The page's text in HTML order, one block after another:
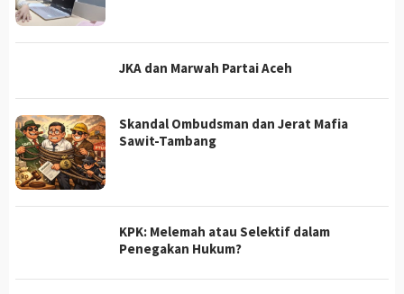
JKA dan Marwah Partai Aceh
Skandal Ombudsman dan Jerat Mafia
Sawit-Tambang
KPK: Melemah atau Selektif dalam
Penegakan Hukum?